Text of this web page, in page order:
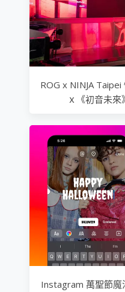
ROG x NINJA
ｘ《初音未
Instagram 萬聖節魔